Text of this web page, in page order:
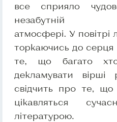
все сприяло
незабутній
атмосфері. У повітрі
торкаючись до серця
те, що багато
декламувати
свідчить про те, що
цікавляться
літературою.